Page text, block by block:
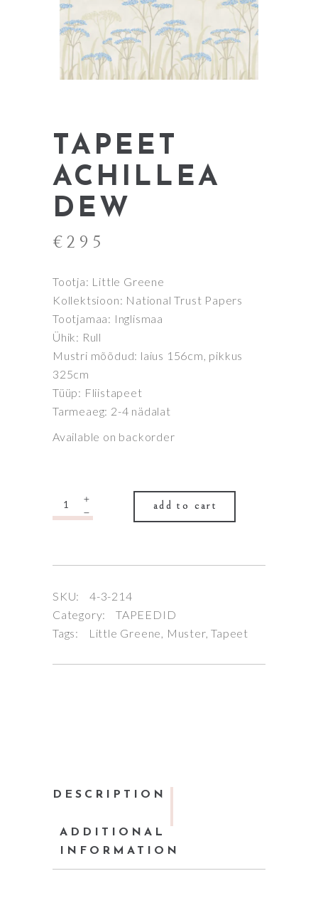
TAPEET
ACHILLEA
DEW
€ 295
Tootja: Little Greene
Kollektsioon: National Trust Papers
Tootjamaa: Inglismaa
Ühik: Rull
Mustri mõõdud: laius 156cm, pikkus
325cm
Tüüp: Fliistapeet
Tarmeaeg: 2-4 nädalat
Available on backorder
Quantity add to cart
SKU:
4-3-214
Category:
TAPEEDID
Tags:
Little Greene, Muster,Tapeet
DESCRIPTION
ADDITIONAL
INFORMATION